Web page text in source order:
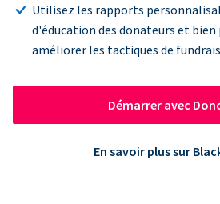
Utilisez les rapports
d'éducation des donateurs et bien
améliorer les tactiques de
Démarrer avec
En savoir plus sur